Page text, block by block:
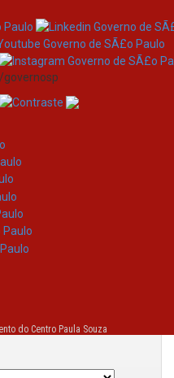
/governosp
do Centro Paula Souza